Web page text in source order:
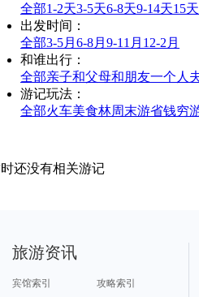
全部1-2天3-5天6-8天9-14天15
出发时间 ：
全部3-5月 6-8月 9-11月 12-2月
和谁出行 ：
全部亲子和父母和朋友一个人
游记玩法 ：
全部火车美食林周末游省钱穷
还没有相关游记
旅游资讯
宾馆索引
攻略索引